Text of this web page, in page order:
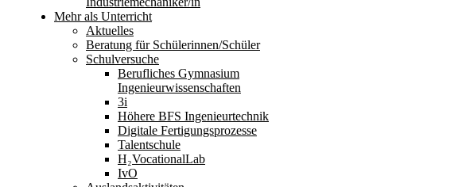
Mehr als Unterricht
Aktuelles
Beratung für Schülerinnen/Schüler
Schulversuche
Berufliches Gymnasium
Ingenieurwissenschaften
3i
Höhere BFS Ingenieurtechnik
Digitale Fertigungsprozesse
Talentschule
H₂VocationalLab
IvO